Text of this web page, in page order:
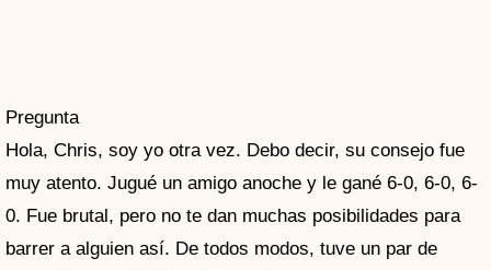
Pregunta
Hola, Chris, soy yo otra vez. Debo decir, su consejo fue
muy atento. Jugué un amigo anoche y le gané 6-0, 6-0, 6-
0. Fue brutal, pero no te dan muchas posibilidades para
barrer a alguien así. De todos modos, tuve un par de